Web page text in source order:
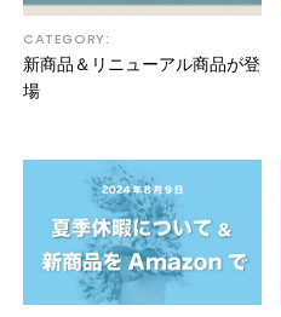
CATEGORY:
新商品＆リニューアル商品が登
場